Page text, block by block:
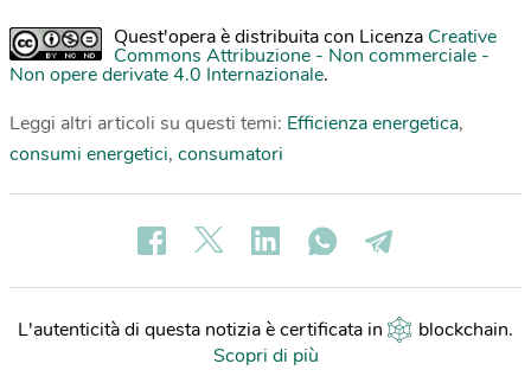
Quest'opera è distribuita con Licenza Creative
Commons Attribuzione - Non commerciale -
Non opere derivate 4.0 Internazionale.
Leggi altri articoli su questi temi: Efficienza energetica,
consumi energetici, consumatori
L'autenticità di questa notizia è certificata in blockchain.
Scopri di più